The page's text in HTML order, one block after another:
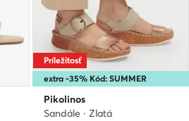
extra -35% Kód: SUMMER
Príležitosť
Pikolinos
Sandále · Zlatá